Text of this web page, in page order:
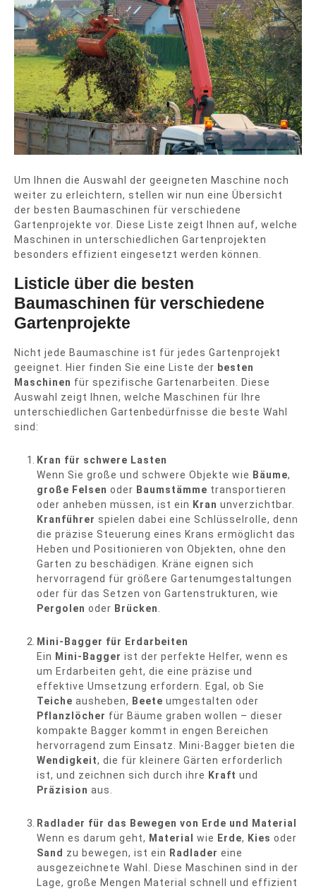
Um Ihnen die Auswahl der geeigneten Maschine noch
weiter zu erleichtern, stellen wir nun eine Übersicht
der besten Baumaschinen für verschiedene
Gartenprojekte vor. Diese Liste zeigt Ihnen auf, welche
Maschinen in unterschiedlichen Gartenprojekten
besonders effizient eingesetzt werden können.
Listicle über die besten
Baumaschinen für verschiedene
Gartenprojekte
Nicht jede Baumaschine ist für jedes Gartenprojekt
geeignet. Hier finden Sie eine Liste der besten
Maschinen für spezifische Gartenarbeiten. Diese
Auswahl zeigt Ihnen, welche Maschinen für Ihre
unterschiedlichen Gartenbedürfnisse die beste Wahl
sind:
Kran für schwere Lasten
Wenn Sie große und schwere Objekte wie Bäume,
große Felsen oder Baumstämme transportieren
oder anheben müssen, ist ein Kran unverzichtbar.
Kranführer spielen dabei eine Schlüsselrolle, denn
die präzise Steuerung eines Krans ermöglicht das
Heben und Positionieren von Objekten, ohne den
Garten zu beschädigen. Kräne eignen sich
hervorragend für größere Gartenumgestaltungen
oder für das Setzen von Gartenstrukturen, wie
Pergolen oder Brücken.
Mini-Bagger für Erdarbeiten
Ein Mini-Bagger ist der perfekte Helfer, wenn es
um Erdarbeiten geht, die eine präzise und
effektive Umsetzung erfordern. Egal, ob Sie
Teiche ausheben, Beete umgestalten oder
Pflanzlöcher für Bäume graben wollen – dieser
kompakte Bagger kommt in engen Bereichen
hervorragend zum Einsatz. Mini-Bagger bieten die
Wendigkeit, die für kleinere Gärten erforderlich
ist, und zeichnen sich durch ihre Kraft und
Präzision aus.
Radlader für das Bewegen von Erde und Material
Wenn es darum geht, Material wie Erde, Kies oder
Sand zu bewegen, ist ein Radlader eine
ausgezeichnete Wahl. Diese Maschinen sind in der
Lage, große Mengen Material schnell und effizient